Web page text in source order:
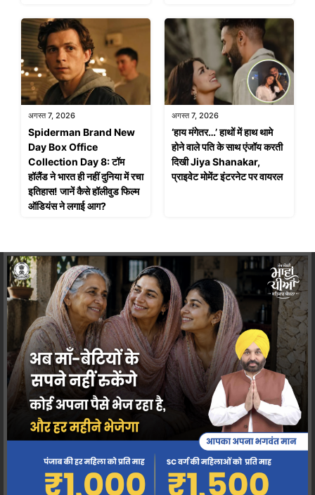
अगस्त 7, 2026
Spiderman Brand New
Day Box Office
Collection Day 8: टॉम
हॉलैंड ने भारत ही नहीं दुनिया में रचा
इतिहास! जानें कैसे हॉलीवुड फिल्म
ऑडियंस ने लगाई आग?
अगस्त 7, 2026
‘हाय मंगेतर…’ हाथों में हाथ थामे
होने वाले पति के साथ एंजॉय करती
दिखी Jiya Shanakar,
प्राइवेट मोमेंट इंटरनेट पर वायरल